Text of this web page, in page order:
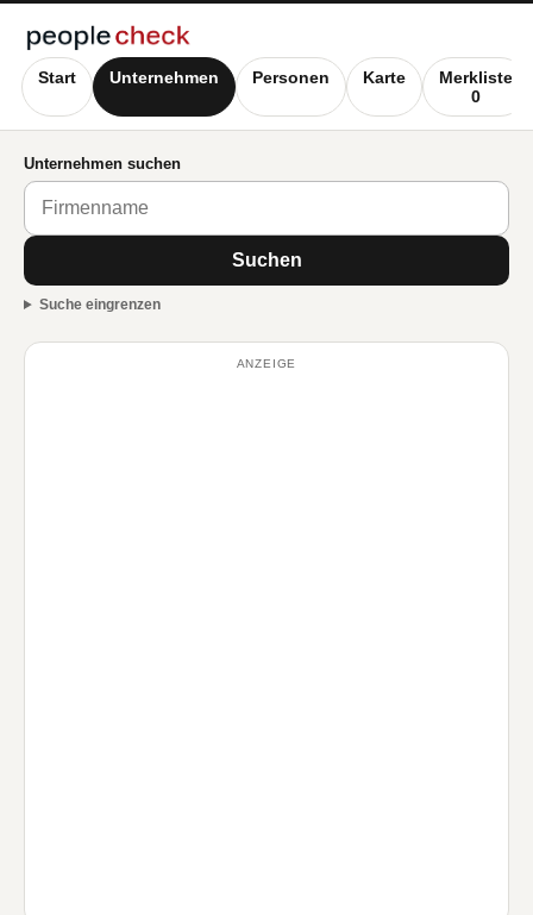
Start Unternehmen Personen Karte
Merkliste
0
Unternehmen suchen
Suchen
Suche eingrenzen
ANZEIGE